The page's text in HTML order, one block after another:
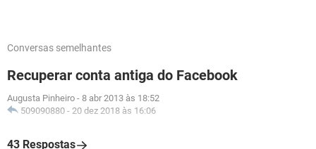
Conversas semelhantes
Recuperar conta antiga do Facebook
Augusta Pinheiro - 8 abr 2013 às 18:52
509090880 - 20 dez 2018 às 16:06
43 Respostas